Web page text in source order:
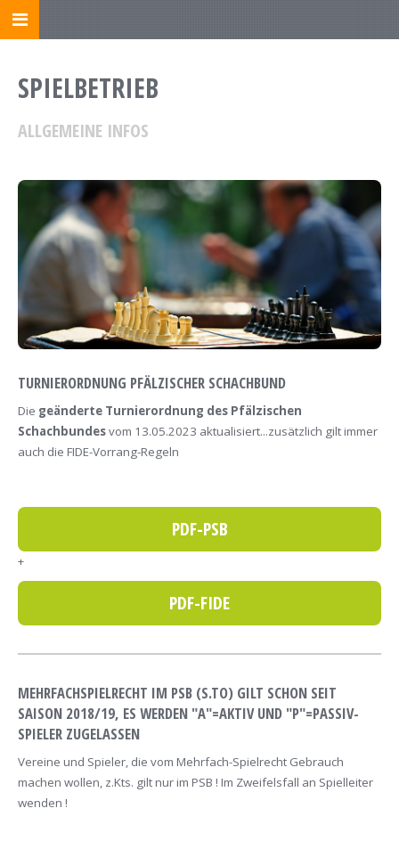
SPIELBETRIEB
ALLGEMEINE INFOS
TURNIERORDNUNG PFÄLZISCHER SCHACHBUND
Die geänderte Turnierordnung des Pfälzischen
Schachbundesvom 13.05.2023 aktualisiert...zusätzlich gilt immer
auch die FIDE-Vorrang-Regeln
PDF-PSB
+
PDF-FIDE
MEHRFACHSPIELRECHT IM PSB (S.TO) GILT SCHON SEIT
SAISON 2018/19, ES WERDEN "A"=AKTIV UND "P"=PASSIV-
SPIELER ZUGELASSEN
Vereine und Spieler, die vom Mehrfach-Spielrecht Gebrauch
machen wollen, z.Kts. gilt nur im PSB ! Im Zweifelsfall an Spielleiter
wenden !